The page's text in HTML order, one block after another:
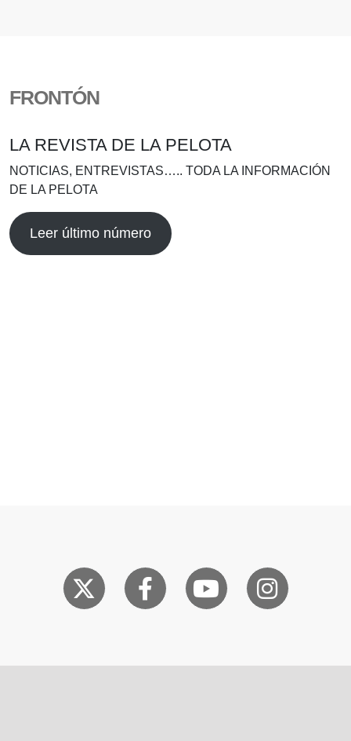
FRONTÓN
LA REVISTA DE LA PELOTA
NOTICIAS, ENTREVISTAS….. TODA LA INFORMACIÓN
DE LA PELOTA
Leer último número